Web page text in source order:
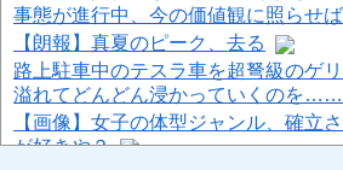
事態が進行中、今の価値観に照らせ
【朗報】真夏のピーク、去る
路上駐車中のテスラ車を超弩級のゲ
溢れてどんどん浸かっていくのを……
【画像】女子の体型ジャンル、確立
が好きや？